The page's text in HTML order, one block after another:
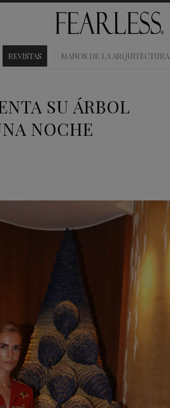
REVISTAS MANOS DE LA ARQUITECTURA
SU ÁRBOL
NOCHE